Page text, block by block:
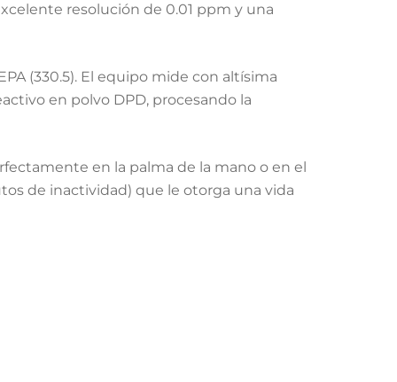
resolución de 0.01 ppm y una
(330.5). El equipo mide con altísima
en polvo DPD, procesando la
en la palma de la mano o en el
de inactividad) que le otorga una vida